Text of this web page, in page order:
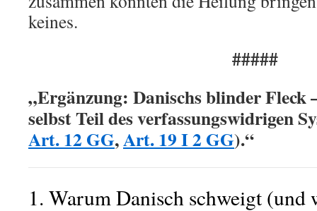
keines.
#####
„Ergänzung: Danischs blinder Fleck
selbst Teil des verfassungswidrigen
Art. 12 GG,Art. 19 I 2 GG).“
1. Warum Danisch schweigt (und